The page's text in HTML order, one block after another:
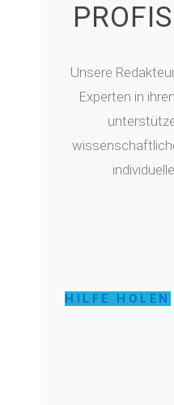
Unsere
Experten in
HILFE HOLEN